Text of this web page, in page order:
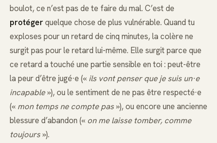
boulot, ce n’est pas de te faire du mal. C’est de
protégerquelque chose de plus vulnérable. Quand tu
exploses pour un retard de cinq minutes, la colère ne
surgit pas pour le retard lui-même. Elle surgit parce que
ce retard a touché une partie sensible en toi : peut-être
la peur d’être jugé·e (« ils vont penser que je suis un·e
incapable»), ou le sentiment de ne pas être respecté·e
(« mon temps ne compte pas»), ou encore une ancienne
blessure d’abandon (« on me laisse tomber, comme
toujours»).